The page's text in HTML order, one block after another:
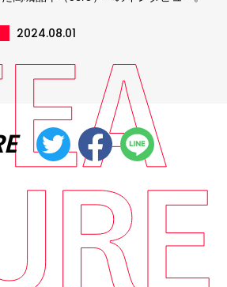
2024.08.01